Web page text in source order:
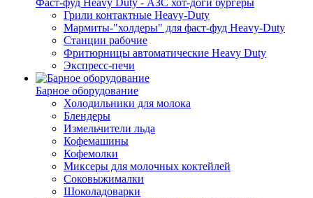
Фаст-фуд Heavy Duty - АЗС хот-доги бургеры
Грили контактные Heavy-Duty
Мармиты-"холдеры" для фаст-фуд Heavy-Duty
Станции рабочие
Фритюрницы автоматические Heavy Duty
Экспресс-печи
Барное оборудование
Холодильники для молока
Блендеры
Измельчители льда
Кофемашины
Кофемолки
Миксеры для молочных коктейлей
Соковыжималки
Шоколадоварки